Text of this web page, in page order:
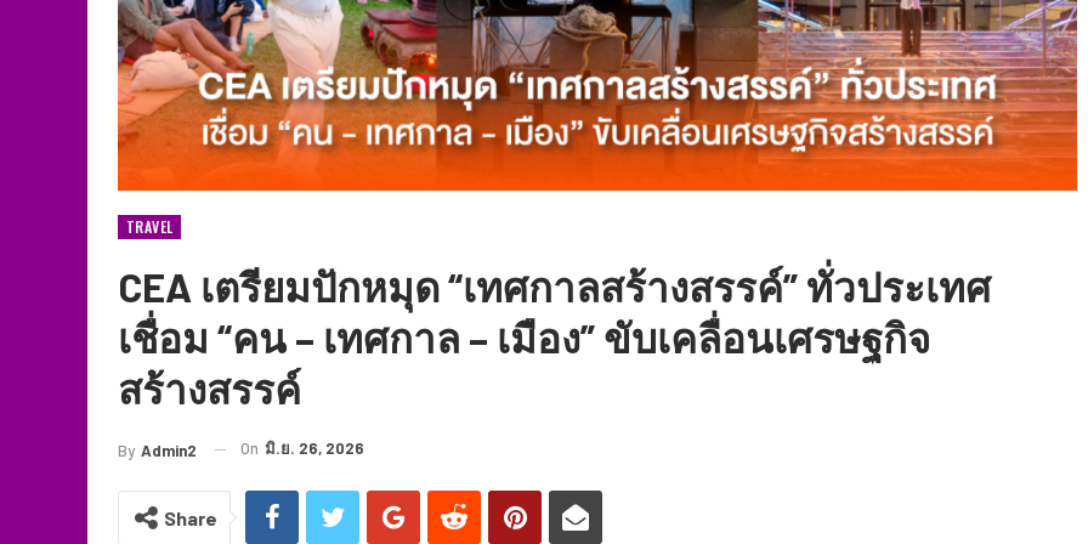
TRAVEL
CEA เตรียมปักหมุด “เทศกาลสร้างสรรค์” ทั่วประเทศ
เชื่อม “คน – เทศกาล – เมือง” ขับเคลื่อนเศรษฐกิจ
สร้างสรรค์
By Admin2 On มิ.ย. 26, 2026
Share